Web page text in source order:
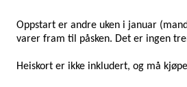
Oppstart er andre uken i januar
varer fram til påsken. Det er ingen
Heiskort er ikke inkludert, og må